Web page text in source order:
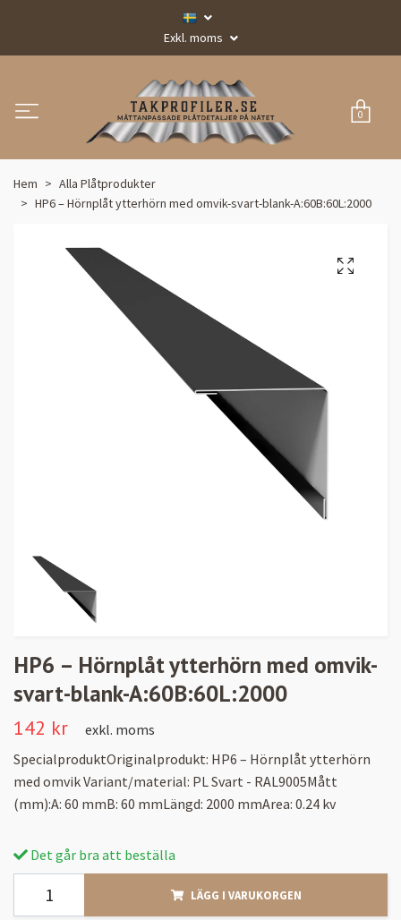
Exkl. moms
0
Hem
Alla Plåtprodukter
HP6 – Hörnplåt ytterhörn med omvik-svart-blank-A:60B:60L:2000
HP6 – Hörnplåt ytterhörn med omvik-
svart-blank-A:60B:60L:2000
142 kr
exkl. moms
SpecialproduktOriginalprodukt: HP6 – Hörnplåt ytterhörn
med omvik Variant/material: PL Svart - RAL9005Mått
(mm):A: 60 mmB: 60 mmLängd: 2000 mmArea: 0.24 kv
Det går bra att beställa
LÄGG I VARUKORGEN